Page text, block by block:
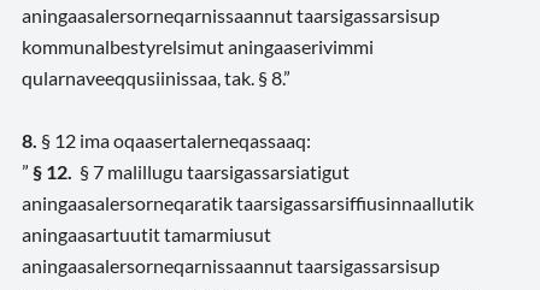
aningaasalersorneqarnissaannut taarsigassarsisup
kommunalbestyrelsimut aningaaserivimmi
qularnaveeqqusiinissaa, tak. § 8.”
8. § 12 imaoqaasertalerneqassaaq:
” § 12. § 7 malillugu taarsigassarsiatigut
aningaasalersorneqaratik taarsigassarsiffiusinnaallutik
aningaasartuutit tamarmiusut
aningaasalersorneqarnissaannut taarsigassarsisup